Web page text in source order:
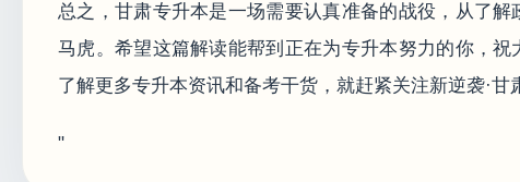
总之，甘肃专升本是一场需要认真准备的战役，从了
马虎。希望这篇解读能帮到正在为专升本努力的你，
了解更多专升本资讯和备考干货，就赶紧关注新逆袭·甘
"